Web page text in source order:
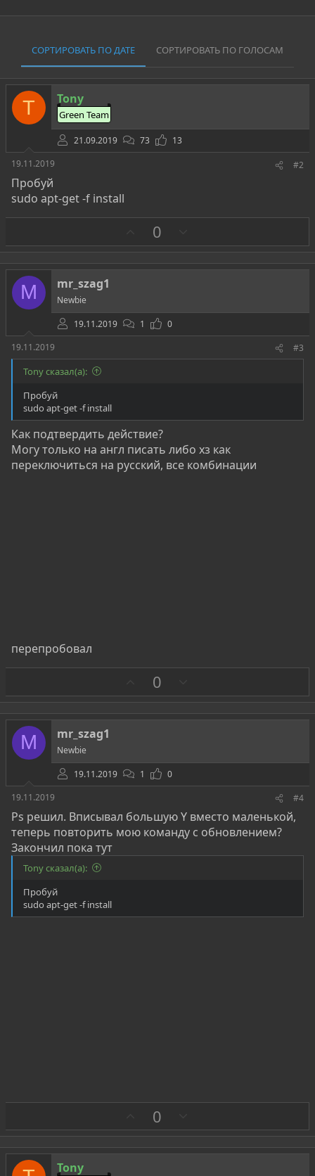
СОРТИРОВАТЬ ПО ДАТЕ СОРТИРОВАТЬ ПО ГОЛОСАМ
T Tony
Green Team
21.09.2019 73
13
19.11.2019
#2
Пробуй
sudo apt-get -f install
а
0
р
о
в
M mr_szag1
Newbie
19.11.2019
1
0
19.11.2019
#3
Tony сказал(а):
Пробуй
sudo apt-get -f install
Как подтвердить действие?
Могу только на англ писать либо хз как
переключиться на русский, все комбинации
перепробовал
а
0
р
о
в
M mr_szag1
Newbie
19.11.2019
1
0
19.11.2019
#4
Ps решил. Вписывал большую Y вместо маленькой,
теперь повторить мою команду с обновлением?
Закончил пока тут
Tony сказал(а):
Пробуй
sudo apt-get -f install
а
0
р
о
Tony